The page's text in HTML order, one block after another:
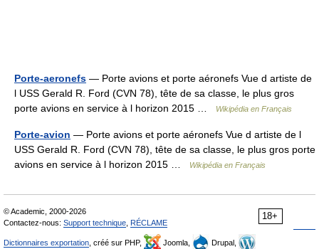
Porte-aeronefs — Porte avions et porte aéronefs Vue d artiste de
l USS Gerald R. Ford (CVN 78), tête de sa classe, le plus gros
porte avions en service à l horizon 2015 …
Wikipédia en Français
Porte-avion — Porte avions et porte aéronefs Vue d artiste de l
USS Gerald R. Ford (CVN 78), tête de sa classe, le plus gros porte
avions en service à l horizon 2015 …
Wikipédia en Français
18+
© Academic, 2000-2026
Contactez-nous: Support technique RÉCLAME
Dictionnaires exportation , créé sur PHP, Joomla,
Drupal,